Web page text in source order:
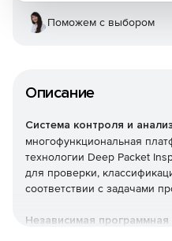
Описание
Система контроля и
многофункциональная
технологии Deep Packet
для проверки,
соответствии с задачами
Независимая
Поможем с выбором